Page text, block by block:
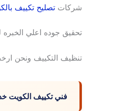
شركات تصليح تكييف
تحقيق جوده اعلي الخبره
تنظيف التكييف ونحن
فني تكييف الكويت خدمة 24